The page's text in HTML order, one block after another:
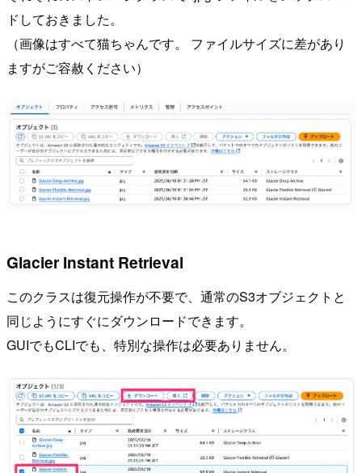
ドしておきました。
（画像はすべて猫ちゃんです。 ファイルサイズに差があり
ますがご容赦ください）
Glacier Instant Retrieval
このクラスは復元操作が不要で、通常のS3オブジェクトと
同じようにすぐにダウンロードできます。
GUIでもCLIでも、特別な操作は必要ありません。